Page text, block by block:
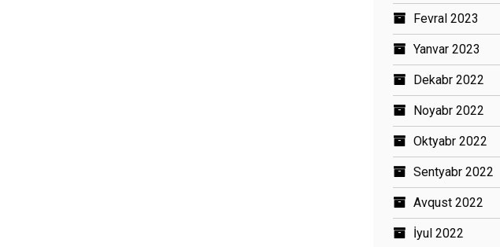
Fevral 2023
Yanvar 2023
Dekabr 2022
Noyabr 2022
Oktyabr 2022
Sentyabr 2022
Avqust 2022
İyul 2022